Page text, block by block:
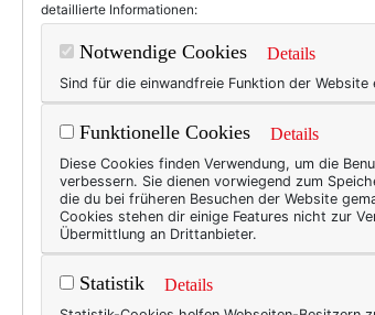
Ja, stimmt
wunderbare
meinen Füßen
Nix. Eben.
detaillierte Informationen:
Notwendige Cookies Details
Sind für die einwandfreie Funktion der
Funktionelle Cookies Details
Diese Cookies finden Verwendung, um die
verbessern. Sie dienen vorwiegend zum
die du bei früheren Besuchen der Website
Cookies stehen dir einige Features nicht zur
Übermittlung an Drittanbieter.
Statistik Details